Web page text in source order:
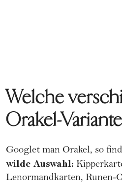
Welche
Orakel-
Googlet man Orakel, so
wilde Auswahl:
Lenormandkarten, Runen-